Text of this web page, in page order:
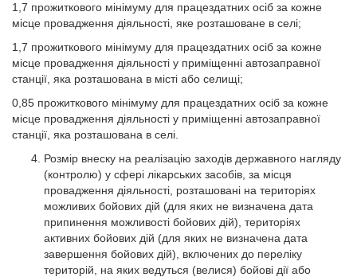
1,7 прожиткового мінімуму для працездатних осіб за кожне
місце провадження діяльності, яке розташоване в селі;
1,7 прожиткового мінімуму для працездатних осіб за кожне
місце провадження діяльності у приміщенні автозаправної
станції, яка розташована в місті або селищі;
0,85 прожиткового мінімуму для працездатних осіб за кожне
місце провадження діяльності у приміщенні автозаправної
станції, яка розташована в селі.
Розмір внеску на реалізацію заходів державного нагляду
(контролю) у сфері лікарських засобів, за місця
провадження діяльності, розташовані на територіях
можливих бойових дій (для яких не визначена дата
припинення можливості бойових дій), територіях
активних бойових дій (для яких не визначена дата
завершення бойових дій), включених до переліку
територій, на яких ведуться (велися) бойові дії або